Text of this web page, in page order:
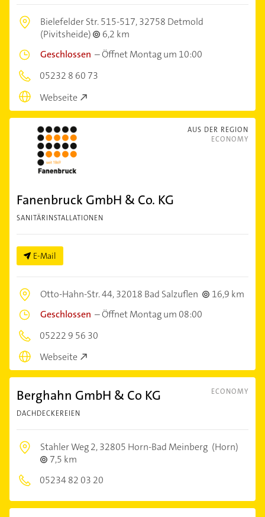
Bielefelder Str. 515-517,32758 Detmold
(Pivitsheide)
6,2 km
Geschlossen –Öffnet Montag um 10:00
05232 8 60 73
Webseite
AUS DER REGION
ECONOMY
Fanenbruck GmbH & Co. KG
SANITÄRINSTALLATIONEN
E-Mail
Otto-Hahn-Str. 44,32018 Bad Salzuflen
16,9 km
Geschlossen –Öffnet Montag um 08:00
05222 9 56 30
Webseite
ECONOMY
Berghahn GmbH & Co KG
DACHDECKEREIEN
Stahler Weg 2,32805 Horn-Bad Meinberg (Horn)
7,5 km
05234 82 03 20